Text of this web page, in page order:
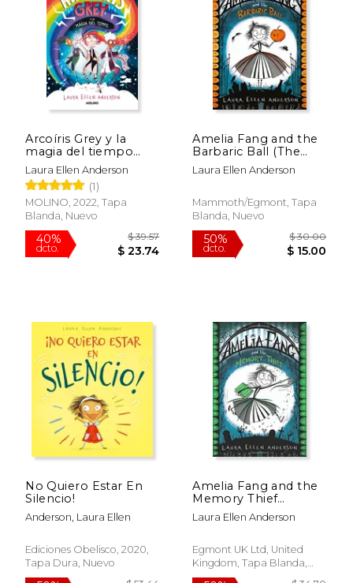
dcto. dcto. $
dcto.
50%
dcto.
Arcoíris Grey y la
magia del tiempo
(Arcoíris Grey 1)
Laura Ellen Anderson
(1)
MOLINO, 2022, Tapa
Blanda, Nuevo
Amelia Fang and the
Barbaric Ball (The
Amelia Fang Series)
(en Inglés)
Laura Ellen Anderson
Mammoth/Egmont, Tapa
Blanda, Nuevo
No Quiero Estar En
Silencio!
Anderson, Laura Ellen
Ediciones Obelisco, 2020,
Tapa Dura, Nuevo
Amelia Fang and the
Memory Thief
(Paperback) (en
Inglés)
Laura Ellen Anderson
Egmont UK Ltd, United
Kingdom, Tapa Blanda,
Nuevo